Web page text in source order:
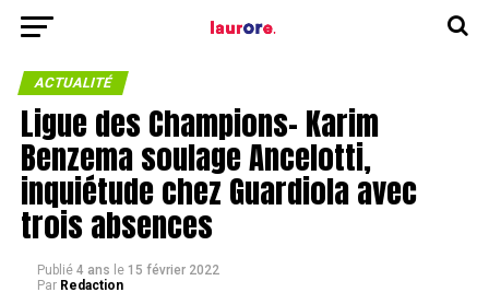
ACTUALITÉ
Ligue des Champions- Karim
Benzema soulage Ancelotti,
inquiétude chez Guardiola avec
trois absences
Publié 4 ans le 15 février 2022
Par Redaction